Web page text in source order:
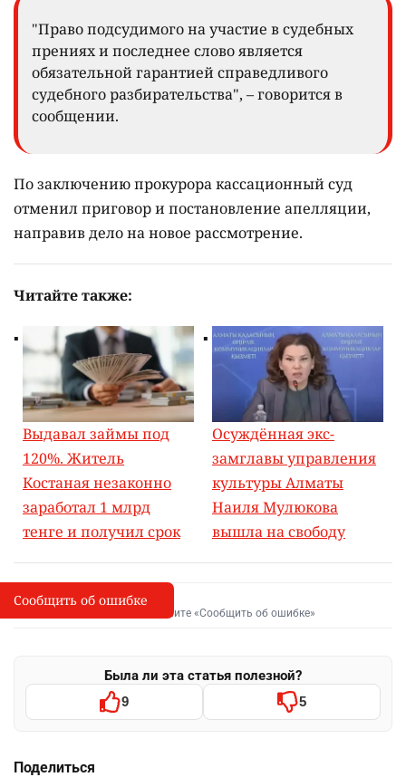
"Право подсудимого на участие в судебных
прениях и последнее слово является
обязательной гарантией справедливого
судебного разбирательства", – говорится в
сообщении.
По заключению прокурора кассационный суд
отменил приговор и постановление апелляции,
направив дело на новое рассмотрение.
Читайте также:
Выдавал займы под
120%. Житель
Костаная незаконно
заработал 1 млрд
тенге и получил срок
Осуждённая экс-
замглавы управления
культуры Алматы
Наиля Мулюкова
вышла на свободу
I
Сообщить об опечатке
Выделите фрагмент и нажмите «Сообщить об ошибке»
Была ли эта статья полезной?
9 5
Поделиться
Сообщить об ошибке